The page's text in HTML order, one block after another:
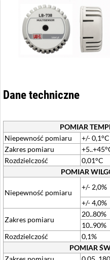
Dane techniczne
POMIAR
Niepewność pomiaru
+/- 0,1°C
Zakres pomiaru
Rozdzielczość
0,01°C
POMIAR
Niepewność pomiaru
+/- 2,0%
+/- 4,0%
Zakres pomiaru
20..80%
10..90%
Rozdzielczość
0,1%
POMIAR